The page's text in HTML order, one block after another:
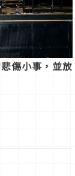
傷小事，並放